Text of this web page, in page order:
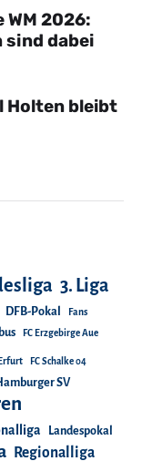
WM 2026:
sind dabei
Holten bleibt
3. Liga
DFB-Pokal Fans
FC Erzgebirge Aue
FC Schalke 04
SV
Landespokal
Regionalliga